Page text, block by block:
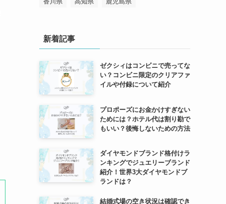
新着記事
ゼクシィはコンビニで売ってな
い？コンビニ限定のクリアファ
イルや付録について紹介
プロポーズにお金かけすぎない
ためには？ホテル代は割り勘で
もいい？後悔しないための方法
ダイヤモンドブランド格付けラ
ンキングでジュエリーブランド
紹介！世界3大ダイヤモンドブ
ランドは？
結婚式場の空き状況は確認でき